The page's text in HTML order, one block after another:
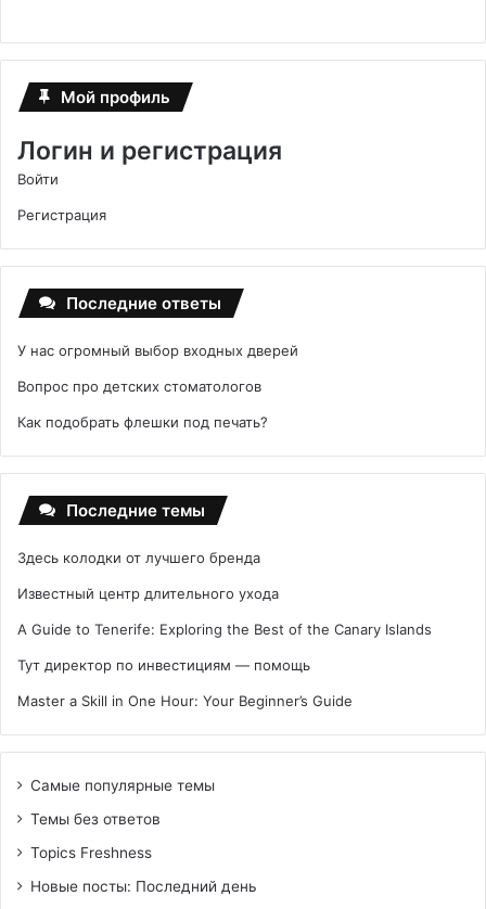
Мой профиль
Логин и регистрация
Войти
Регистрация
Последние ответы
У нас огромный выбор входных дверей
Вопрос про детских стоматологов
Как подобрать флешки под печать?
Последние темы
Здесь колодки от лучшего бренда
Известный центр длительного ухода
A Guide to Tenerife: Exploring the Best of the Canary Islands
Тут директор по инвестициям — помощь
Master a Skill in One Hour: Your Beginner’s Guide
Самые популярные темы
Темы без ответов
Topics Freshness
Новые посты: Последний день